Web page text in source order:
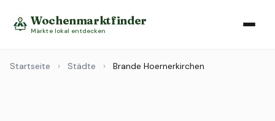
Wochenmarktfinder
Märkte lokal entdecken
Startseite › Städte › Brande Hoernerkirchen